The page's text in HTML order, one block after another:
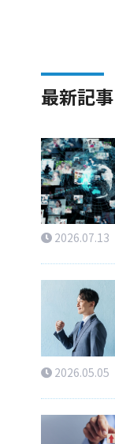
最新記事
2026.07.13
2026.05.05